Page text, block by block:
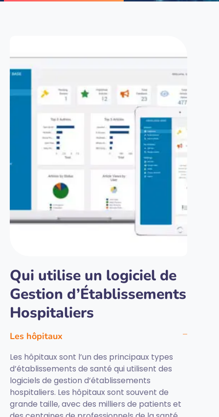
Qui utilise un logiciel de
Gestion d’Établissements
Hospitaliers
Les hôpitaux
Les hôpitaux sont l’un des principaux types
d’établissements de santé qui utilisent des
logiciels de gestion d’établissements
hospitaliers. Les hôpitaux sont souvent de
grande taille, avec des milliers de patients et